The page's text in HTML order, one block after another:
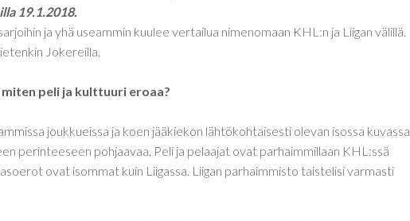
19.1.2018.
ja yhä useammin kuulee vertailua nimenomaan KHL:n ja Liigan välillä.
Jokereilla.
peli ja kulttuuri eroaa?
joukkueissa ja koen jääkiekon lähtökohtaisesti olevan isossa kuvassa
perinteeseen pohjaavaa. Peli ja pelaajat ovat parhaimmillaan KHL:ssä
ovat isommat kuin Liigassa. Liigan parhaimmisto taistelisi varmasti